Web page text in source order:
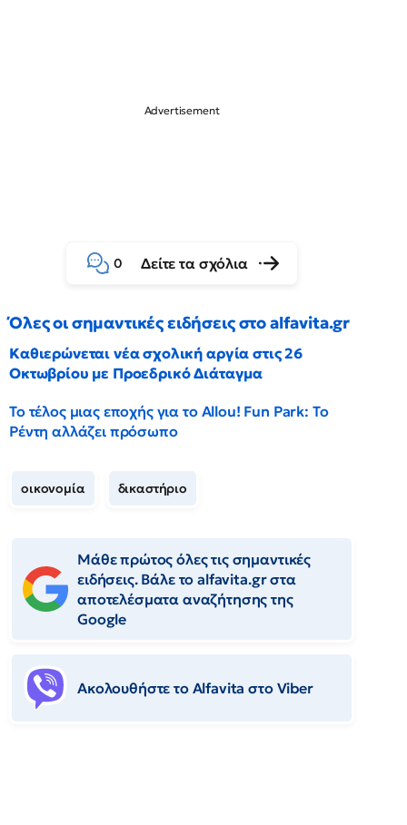
0 Δείτε τα σχόλια
Όλες οι σημαντικές ειδήσεις στο alfavita.gr
Καθιερώνεται νέα σχολική αργία στις 26
Οκτωβρίου με Προεδρικό Διάταγμα
Το τέλος μιας εποχής για το Allou! Fun Park: Το
Ρέντη αλλάζει πρόσωπο
οικονομία δικαστήριο
Μάθε πρώτος όλες τις σημαντικές
ειδήσεις. Βάλε το alfavita.gr στα
αποτελέσματα αναζήτησης της
Google
Ακολουθήστε το Αlfavita στο Viber